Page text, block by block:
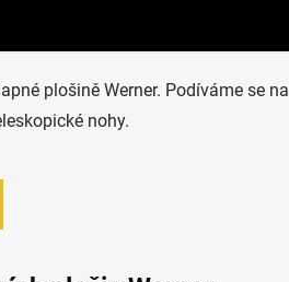
plošině Werner. Podíváme se na
nohy.